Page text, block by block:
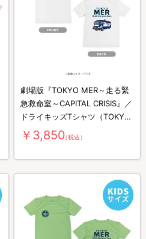
劇場版『TOKYO MER～走る緊
急救命室～CAPITAL CRISIS』／
ドライキッズTシャツ（TOKYO
MER）
￥3,850（税込）